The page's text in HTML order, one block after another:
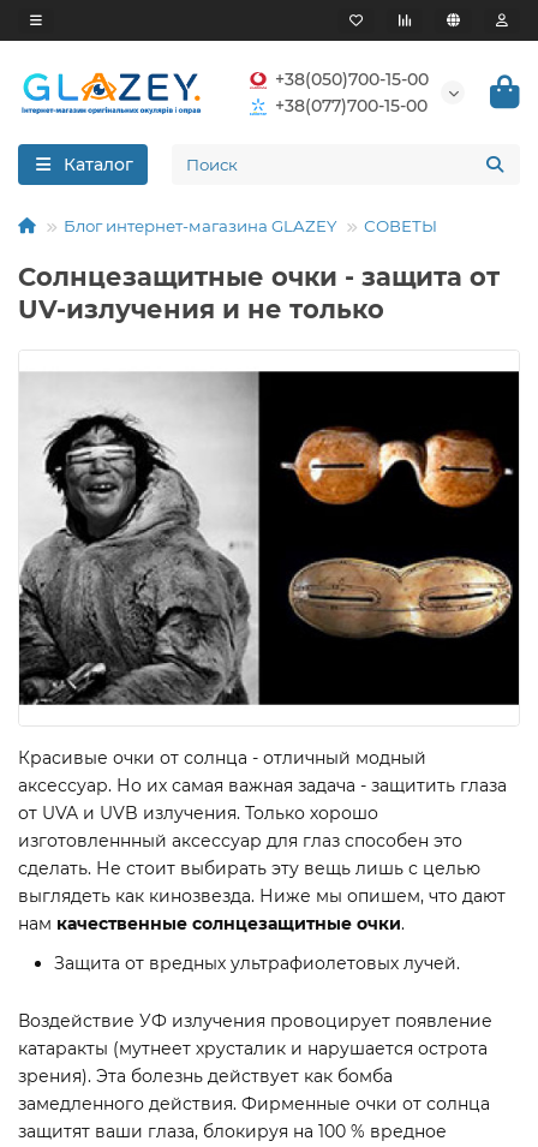
+38(050)700-15-00
+38(077)700-15-00
Каталог
Блог интернет-магазина GLAZEY СОВЕТЫ
Солнцезащитные очки - защита от
UV-излучения и не только
Красивые очки от солнца - отличный модный
аксессуар. Но их самая важная задача - защитить глаза
от UVA и UVB излучения. Только хорошо
изготовленнный аксессуар для глаз способен это
сделать. Не стоит выбирать эту вещь лишь с целью
выглядеть как кинозвезда. Ниже мы опишем, что дают
нам качественные солнцезащитные очки.
Защита от вредных ультрафиолетовых лучей.
Воздействие УФ излучения провоцирует появление
катаракты (мутнеет хрусталик и нарушается острота
зрения). Эта болезнь действует как бомба
замедленного действия. Фирменные очки от солнца
защитят ваши глаза, блокируя на 100 % вредное